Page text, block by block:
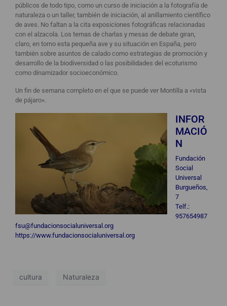
públicos de todo tipo, como un curso de iniciación a la fotografía de
naturaleza o un taller, también de iniciación, al anillamiento científico
de aves. No faltan a la cita exposiciones fotográficas relacionadas
con el alzacola. Los temas de charlas y mesas de debate giran,
claro, en torno esta pequeña ave y su situación en España, pero
también sobre asuntos de calado como estrategias de promoción y
desarrollo de la biodiversidad o las posibilidades del ecoturismo
como dinamizador socioeconómico.
Un fin de semana completo en el que se puede ver Montilla a «vista
de pájaro».
INFOR
MACIÓ
N
Fundación
Social
Universal
Burgueños,
7
Telf.:
957654987
fsu@fundacionsocialuniversal.org
https://www.fundacionsocialuniversal.org
cultura Naturaleza